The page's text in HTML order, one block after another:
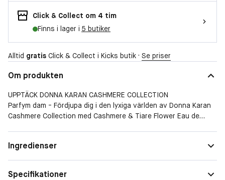
Click & Collect om 4 tim
Finns i lager i 5 butiker
Alltid gratis Click & Collect i Kicks butik · Se priser
Om produkten
UPPTÄCK DONNA KARAN CASHMERE COLLECTION
Parfym dam - Fördjupa dig i den lyxiga världen av Donna Karan
Cashmere Collection med Cashmere & Tiare Flower Eau de
sofistikering och tidlös lockelse.
Ingredienser
Specifikationer